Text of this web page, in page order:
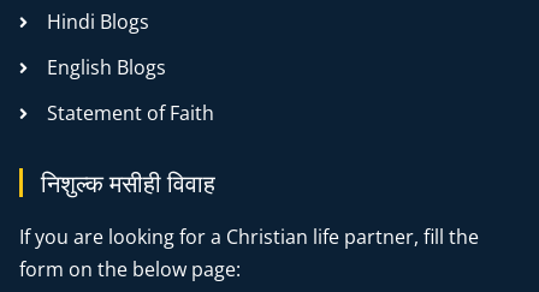
Hindi Blogs
English Blogs
Statement of Faith
निशुल्क मसीही विवाह
If you are looking for a Christian life partner, fill the
form on the below page: